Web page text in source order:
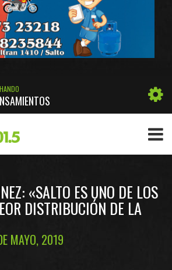
«SALTO ES UNO DE LOS
DISTRIBUCIÓN DE LA
MAYO, 2019